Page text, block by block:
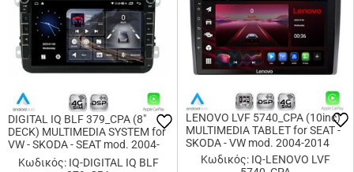
DIGITAL IQ BLF 379_CPA (8"
DECK) MULTIMEDIA SYSTEM for
VW - SKODA - SEAT mod. 2004-
2014Κωδικός: IQ-DIGITAL IQ BLF
LENOVO LVF 5740_CPA (10inc)
MULTIMEDIA TABLET for SEAT -
SKODA - VW mod. 2004-2014
Κωδικός: IQ-LENOVO LVF